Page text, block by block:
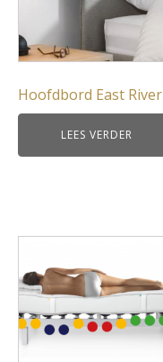
Hoofdbord East River
LEES VERDER